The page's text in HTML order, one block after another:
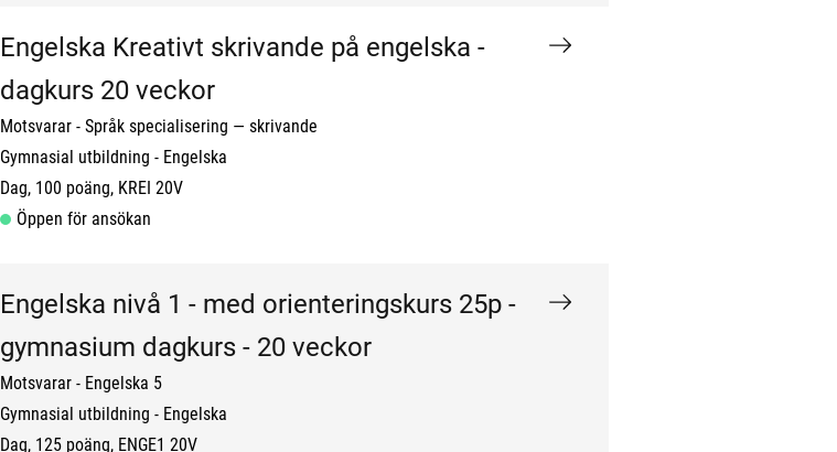
Engelska Kreativt skrivande på engelska -
dagkurs 20 veckor
Motsvarar - Språk specialisering — skrivande
Gymnasial utbildning
Engelska
Dag 100 poäng KREI 20V
Öppen för ansökan
Engelska nivå 1 - med orienteringskurs 25p -
gymnasium dagkurs - 20 veckor
Motsvarar - Engelska 5
Gymnasial utbildning
Engelska
Dag 125 poäng ENGE1 20V